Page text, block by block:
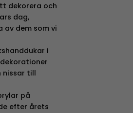
dekorera och
dag,
av dem som vi
i
nissar till
på
efter årets